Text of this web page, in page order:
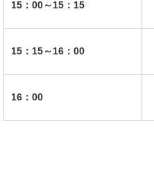
15：00～15：15
15：15～16：00
16：00